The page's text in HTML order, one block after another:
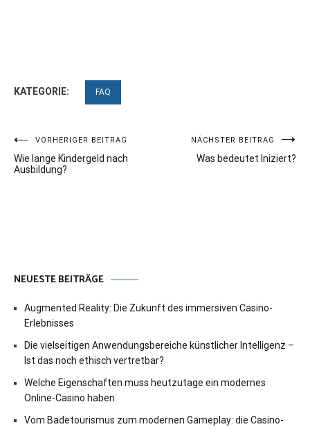
KATEGORIE: FAQ
Beitragsnavigation
VORHERIGER BEITRAG
Wie lange Kindergeld nach
Ausbildung?
NÄCHSTER BEITRAG
Was bedeutet Iniziert?
NEUESTE BEITRÄGE
Augmented Reality: Die Zukunft des immersiven Casino-
Erlebnisses
Die vielseitigen Anwendungsbereiche künstlicher Intelligenz –
Ist das noch ethisch vertretbar?
Welche Eigenschaften muss heutzutage ein modernes
Online-Casino haben
Vom Badetourismus zum modernen Gameplay: die Casino-